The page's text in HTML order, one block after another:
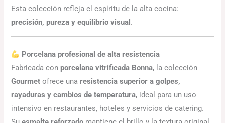
Esta colección refleja el espíritu de la alta cocina:
precisión, pureza y equilibrio visual .
Porcelana profesional de alta resistencia
Fabricada conporcelana vitrificada Bonna, la colección
Gourmet ofrece unaresistencia superior a golpes,
rayaduras y cambios de temperatura, ideal para un uso
intensivo en restaurantes, hoteles y servicios de catering.